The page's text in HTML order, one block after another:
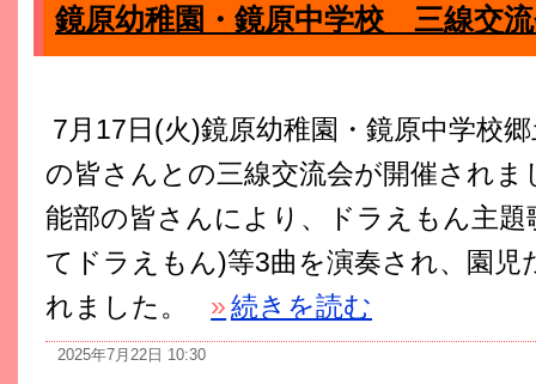
鏡原幼稚園・鏡原中学校 三線交
7月17日(火)鏡原幼稚園・鏡原中学校
の皆さんとの三線交流会が開催されま
能部の皆さんにより、ドラえもん主
てドラえもん)等3曲を演奏され、園児
れました。
»続きを読む
2025年7月22日 10:30